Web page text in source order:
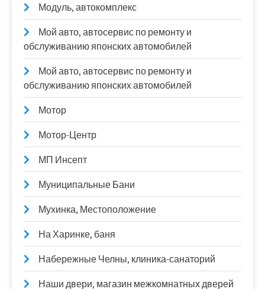
Модуль, автокомплекс
Мой авто, автосервис по ремонту и
обслуживанию японских автомобилей
Мой авто, автосервис по ремонту и
обслуживанию японских автомобилей
Мотор
Мотор-Центр
МП Инсепт
Муниципальные Бани
Мухинка, Местоположение
На Харинке, баня
Набережные Челны, клиника-санаторий
Наши двери, магазин межкомнатных дверей